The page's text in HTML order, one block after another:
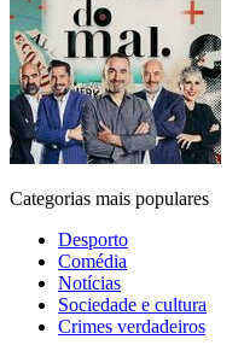
Categorias mais populares
Desporto
Comédia
Notícias
Sociedade e cultura
Crimes verdadeiros